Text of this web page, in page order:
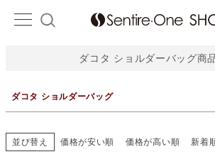
HOME
ダコタ ショルダーバッグ商
ダコタ ショルダーバッグ
並び順
新着順
並び替え 価格が安い順 価格が高い順 新着